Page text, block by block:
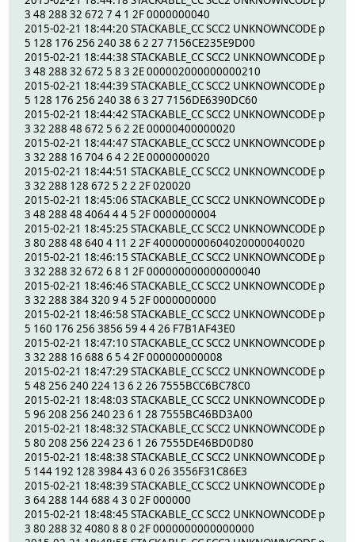
3 48 288 32 672 7 4 1 2F 0000000040
2015-02-21 18:44:20 STACKABLE_CC SCC2 UNKNOWNCODE p
5 128 176 256 240 38 6 2 27 7156CE235E9D00
2015-02-21 18:44:38 STACKABLE_CC SCC2 UNKNOWNCODE p
3 48 288 32 672 5 8 3 2E 000002000000000210
2015-02-21 18:44:39 STACKABLE_CC SCC2 UNKNOWNCODE p
5 128 176 256 240 38 6 3 27 7156DE6390DC60
2015-02-21 18:44:42 STACKABLE_CC SCC2 UNKNOWNCODE p
3 32 288 48 672 5 6 2 2E 00000400000020
2015-02-21 18:44:47 STACKABLE_CC SCC2 UNKNOWNCODE p
3 32 288 16 704 6 4 2 2E 0000000020
2015-02-21 18:44:51 STACKABLE_CC SCC2 UNKNOWNCODE p
3 32 288 128 672 5 2 2 2F 020020
2015-02-21 18:45:06 STACKABLE_CC SCC2 UNKNOWNCODE p
3 48 288 48 4064 4 4 5 2F 0000000004
2015-02-21 18:45:25 STACKABLE_CC SCC2 UNKNOWNCODE p
3 80 288 48 640 4 11 2 2F 400000000604020000040020
2015-02-21 18:46:15 STACKABLE_CC SCC2 UNKNOWNCODE p
3 32 288 32 672 6 8 1 2F 000000000000000040
2015-02-21 18:46:46 STACKABLE_CC SCC2 UNKNOWNCODE p
3 32 288 384 320 9 4 5 2F 0000000000
2015-02-21 18:46:58 STACKABLE_CC SCC2 UNKNOWNCODE p
5 160 176 256 3856 59 4 4 26 F7B1AF43E0
2015-02-21 18:47:10 STACKABLE_CC SCC2 UNKNOWNCODE p
3 32 288 16 688 6 5 4 2F 000000000008
2015-02-21 18:47:29 STACKABLE_CC SCC2 UNKNOWNCODE p
5 48 256 240 224 13 6 2 26 7555BCC6BC78C0
2015-02-21 18:48:03 STACKABLE_CC SCC2 UNKNOWNCODE p
5 96 208 256 240 23 6 1 28 7555BC46BD3A00
2015-02-21 18:48:32 STACKABLE_CC SCC2 UNKNOWNCODE p
5 80 208 256 224 23 6 1 26 7555DE46BD0D80
2015-02-21 18:48:38 STACKABLE_CC SCC2 UNKNOWNCODE p
5 144 192 128 3984 43 6 0 26 3556F31C86E3
2015-02-21 18:48:39 STACKABLE_CC SCC2 UNKNOWNCODE p
3 64 288 144 688 4 3 0 2F 000000
2015-02-21 18:48:45 STACKABLE_CC SCC2 UNKNOWNCODE p
3 80 288 32 4080 8 8 0 2F 0000000000000000